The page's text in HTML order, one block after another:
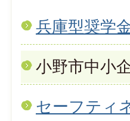
兵庫型奨学
小野市中小
セーフティ